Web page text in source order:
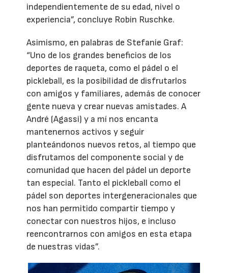
independientemente de su edad, nivel o
experiencia”, concluye Robin Ruschke.
Asimismo, en palabras de Stefanie Graf:
“Uno de los grandes beneficios de los
deportes de raqueta, como el pádel o el
pickleball, es la posibilidad de disfrutarlos
con amigos y familiares, además de conocer
gente nueva y crear nuevas amistades. A
André (Agassi) y a mí nos encanta
mantenernos activos y seguir
planteándonos nuevos retos, al tiempo que
disfrutamos del componente social y de
comunidad que hacen del pádel un deporte
tan especial. Tanto el pickleball como el
pádel son deportes intergeneracionales que
nos han permitido compartir tiempo y
conectar con nuestros hijos, e incluso
reencontrarnos con amigos en esta etapa
de nuestras vidas”.